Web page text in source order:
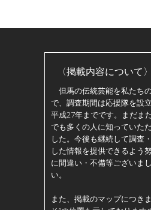
〈掲載内容について〉
但馬の伝統芸能を私たち
で、調査期間は応援隊を設
平成27年までです。まだま
でも多くの人に知っていた
した。今後も継続して調査
した情報を提供できるよう
に間違い・不備等ございま
い。
また、掲載のマップにつき